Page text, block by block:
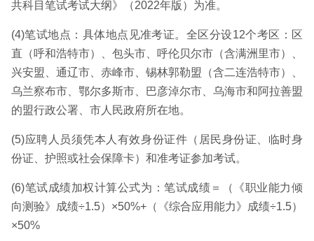
共科目笔试考试大纲》（2022年版）为准。
(4)笔试地点：具体地点见准考证。全区分设12个考区：区
直（呼和浩特市）、包头市、呼伦贝尔市（含满洲里市）、
兴安盟、通辽市、赤峰市、锡林郭勒盟（含二连浩特市）、
乌兰察布市、鄂尔多斯市、巴彦淖尔市、乌海市和阿拉善盟
的盟行政公署、市人民政府所在地。
(5)应聘人员须凭本人有效身份证件（居民身份证、临时身
份证、护照或社会保障卡）和准考证参加考试。
(6)笔试成绩加权计算公式为：笔试成绩＝（《职业能力倾
向测验》成绩÷1.5）×50%+（《综合应用能力》成绩÷1.5）
×50%